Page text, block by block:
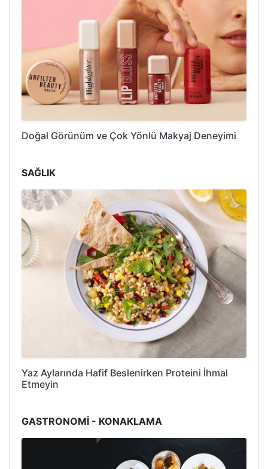
Doğal Görünüm ve Çok Yönlü Makyaj Deneyimi
SAĞLIK
Yaz Aylarında Hafif Beslenirken Proteini İhmal
Etmeyin
GASTRONOMİ - KONAKLAMA